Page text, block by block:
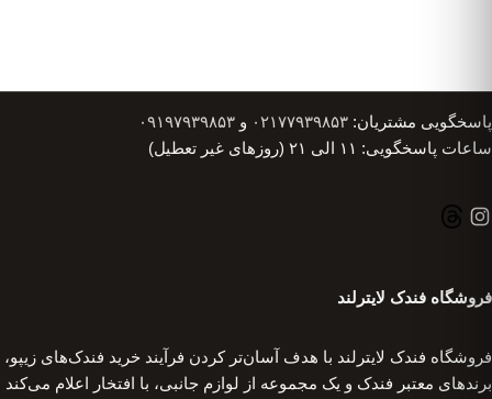
پاسخگویی مشتریان: ۰۲۱۷۷۹۳۹۸۵۳ و ۰۹۱۹۷۹۳۹۸۵۳
ساعات پاسخگویی: ۱۱ الی ۲۱ (روزهای غیر تعطیل)
فروشگاه فندک لایترلند
فروشگاه فندک لایترلند با هدف آسان‌تر کردن فرآیند خرید فندک‌های زیپو،
برندهای معتبر فندک و یک مجموعه از لوازم جانبی، با افتخار اعلام می‌کند